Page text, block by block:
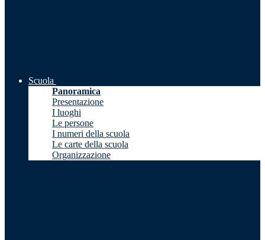
Scuola
Panoramica
Presentazione
I luoghi
Le persone
I numeri della scuola
Le carte della scuola
Organizzazione